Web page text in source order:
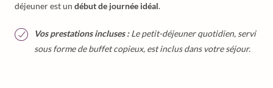
déjeuner est un début de journée idéal.
Vos prestations incluses :Le petit-déjeuner quotidien, servi
sous forme de buffet copieux, est inclus dans votre séjour.